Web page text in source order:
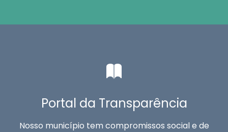
Portal da Transparência
Nosso município tem compromissos social e de